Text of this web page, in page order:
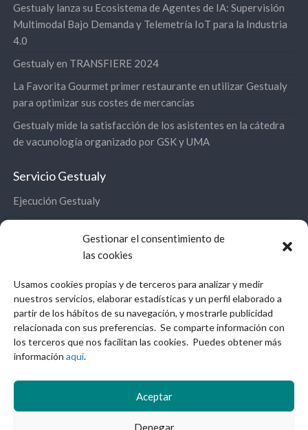
Gestionar el consentimiento de
las cookies
Usamos cookies propias y de terceros para analizar y medir
nuestros servicios, elaborar estadísticas y un perfil elaborado a
partir de los hábitos de su navegación, y mostrarle publicidad
relacionada con sus preferencias. Se comparte información con
los terceros que nos facilitan las cookies. Puedes obtener más
información aquí.
Aceptar
Denegar
Gestualy lanza su Ecosistema de Agentes de IA: Supervisión
Multimodal Bajo Demanda y Telemetría IoT para la Industria
4.0
Gestualy en TRANSFIERE 2024
La Favorita Gourmet primer restaurante en utilizar Gestualy
para optimizar sus costes de mercancías
Gestualy mide la satisfacción de los asistentes en la cátedra
de vacunología organizado por GSK y UMA
Servicio Gestualy
Ejecución Gestualy
Panel de Control
Legal
Aviso Legal
Política de privacidad
Cumplimiento RGPD